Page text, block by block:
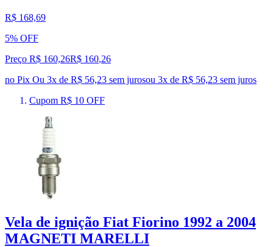
R$ 168,69
5% OFF
Preço R$ 160,26R$ 160,26
no Pix Ou 3x de R$ 56,23 sem jurosou 3x de R$ 56,23 sem juros
Cupom R$ 10 OFF
Vela de ignição Fiat Fiorino 1992 a 2004
MAGNETI MARELLI